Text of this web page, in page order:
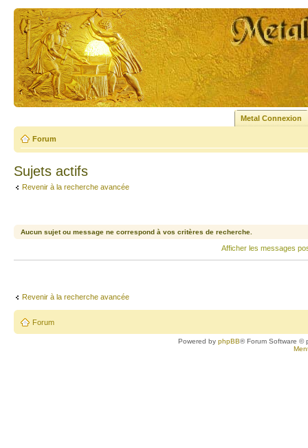
Metal Connexion
Forum
Sujets actifs
Revenir à la recherche avancée
Aucun sujet ou message ne correspond à vos critères de recherche.
Afficher les messages
Revenir à la recherche avancée
Forum
Powered byphpBB® Forum Software ©